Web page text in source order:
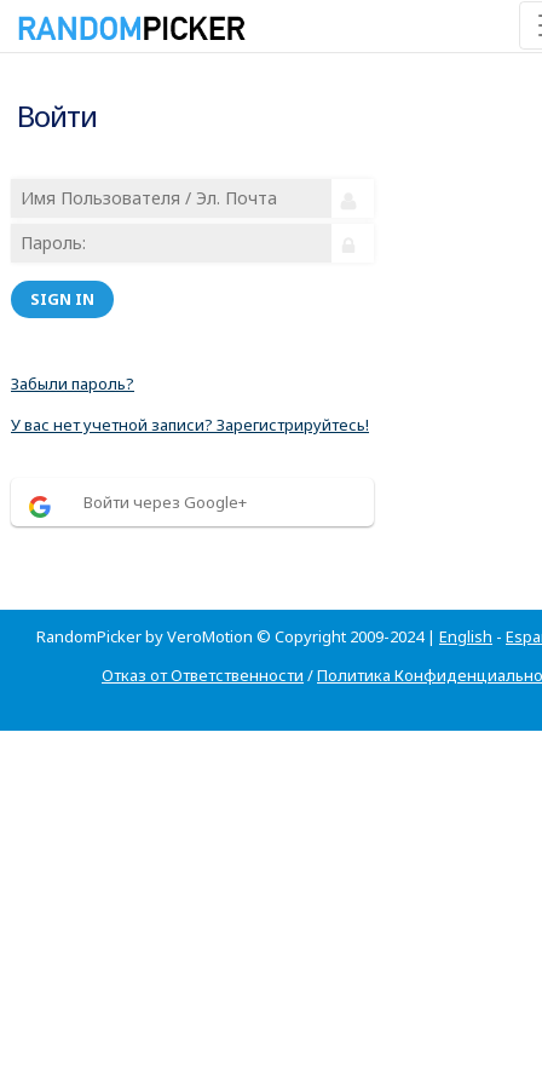
Войти
SIGN IN
Забыли пароль?
У вас нет учетной записи? Зарегистрируйтесь!
Войти через Google+
RandomPicker by VeroMotion © Copyright 2009-2024 | English -
Отказ от Ответственности /Политика